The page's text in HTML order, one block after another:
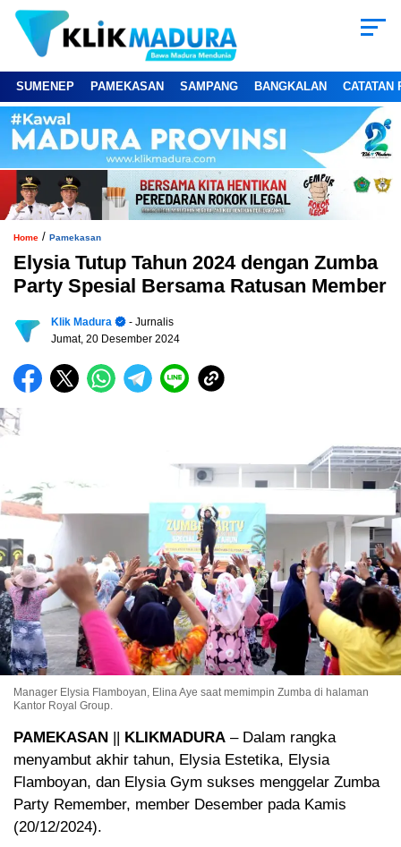
SUMENEP PAMEKASAN SAMPANG BANGKALAN CATATAN
Home / Pamekasan
Elysia Tutup Tahun 2024 dengan Zumba
Party Spesial Bersama Ratusan Member
Klik Madura
- Jurnalis
Jumat, 20 Desember 2024
Manager Elysia Flamboyan, Elina Aye saat memimpin Zumba di halaman
Kantor Royal Group.
PAMEKASAN || KLIKMADURA – Dalam rangka
menyambut akhir tahun, Elysia Estetika, Elysia
Flamboyan, dan Elysia Gym sukses menggelar Zumba
Party Remember, member Desember pada Kamis
(20/12/2024).